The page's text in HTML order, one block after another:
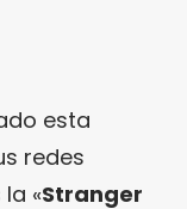
esta
redes
la «Stranger